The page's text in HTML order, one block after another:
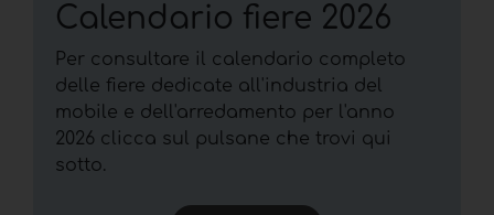
Calendario fiere 2026
Per consultare il calendario completo
delle fiere dedicate all'industria del
mobile e dell'arredamento per l'anno
2026 clicca sul pulsane che trovi qui
sotto.